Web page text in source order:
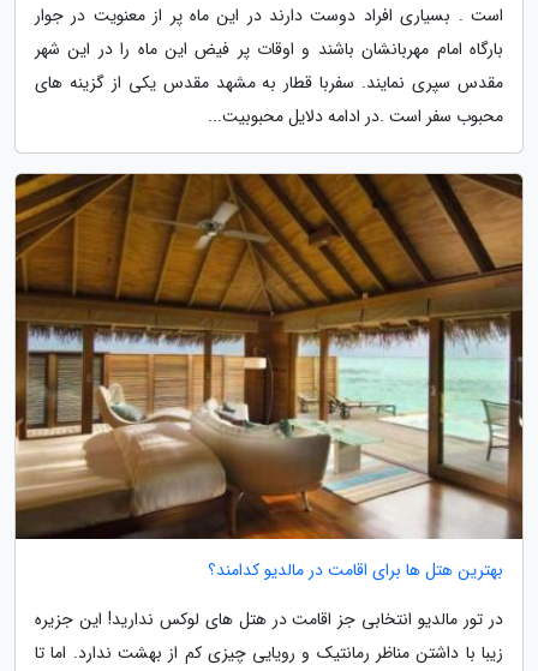
است . بسیاری افراد دوست دارند در این ماه پر از معنویت در جوار
بارگاه امام مهربانشان باشند و اوقات پر فیض این ماه را در این شهر
مقدس سپری نمایند. سفربا قطار به مشهد مقدس یکی از گزینه های
محبوب سفر است .در ادامه دلایل محبوبیت...
بهترین هتل ها برای اقامت در مالدیو کدامند؟
در تور مالدیو انتخابی جز اقامت در هتل های لوکس ندارید! این جزیره
زیبا با داشتن مناظر رمانتیک و رویایی چیزی کم از بهشت ندارد. اما تا